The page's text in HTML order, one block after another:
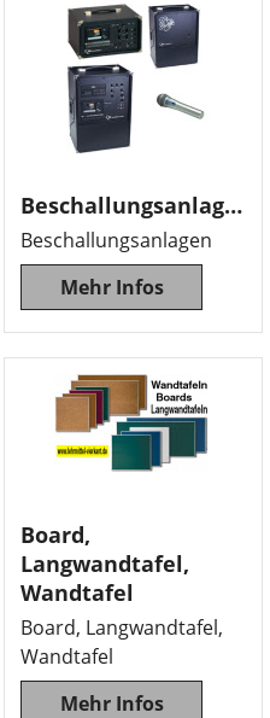
Beschallungsanlagen
Beschallungsanlagen
Mehr Infos
Board,
Langwandtafel,
Wandtafel
Board, Langwandtafel,
Wandtafel
Mehr Infos